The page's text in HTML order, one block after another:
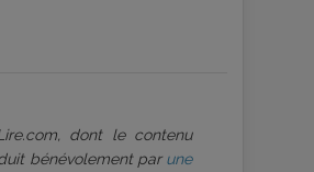
dont le contenu
bénévolement par une